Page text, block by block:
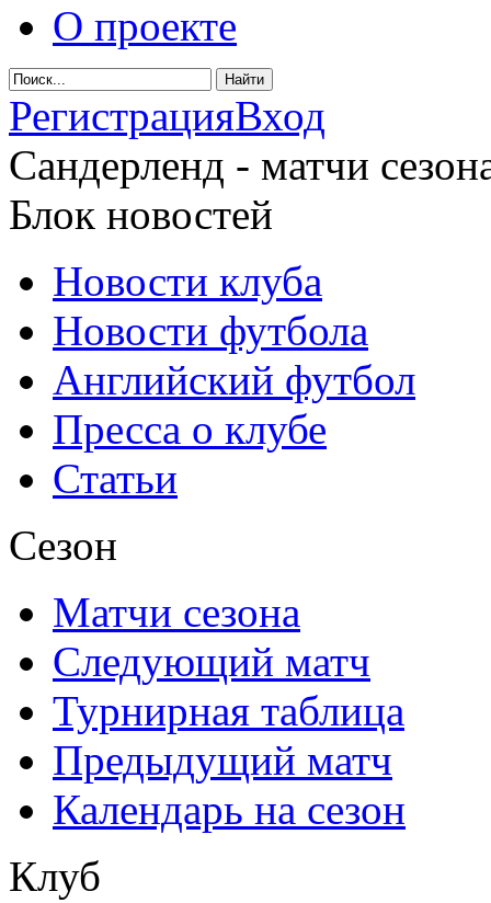
О проекте
РегистрацияВход
Сандерленд - матчи
Блок новостей
Новости клуба
Новости футбола
Английский футбол
Пресса о клубе
Статьи
Сезон
Матчи сезона
Следующий матч
Турнирная таблица
Предыдущий матч
Календарь на сезон
Клуб